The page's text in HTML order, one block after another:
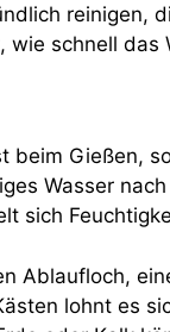
reinigen,
schnell das
Gießen,
Wasser
sich
Ablaufloch,
lohnt es